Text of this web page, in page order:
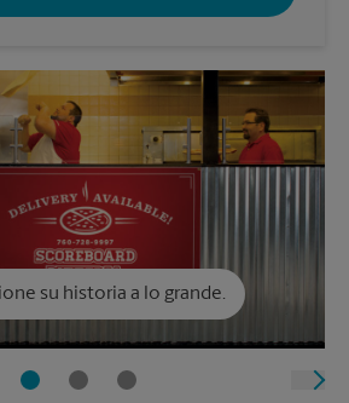
su historia a lo grande.